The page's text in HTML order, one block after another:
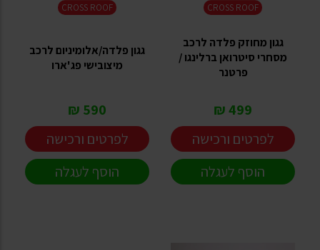
CROSS ROOF
גגון מחוזק פלדה לרכב
מסחרי סיטרואן ברלינגו /
פרטנר
499 ₪
לפרטים ורכישה
הוסף לעגלה
CROSS ROOF
גגון פלדה/אלומיניום לרכב
מיצובישי פג'ארו
590 ₪
לפרטים ורכישה
הוסף לעגלה